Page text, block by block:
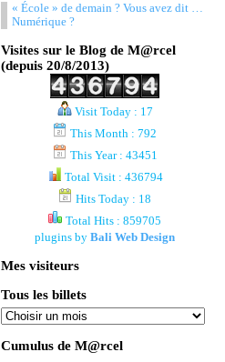
« École » de demain ? Vous avez dit …
Numérique ?
Visites sur le Blog de M@rcel
(depuis 20/8/2013)
Visit Today : 17
This Month : 792
This Year : 43451
Total Visit : 436794
Hits Today : 18
Total Hits : 859705
plugins byBali Web Design
Mes visiteurs
Tous les billets
Cumulus de M@rcel